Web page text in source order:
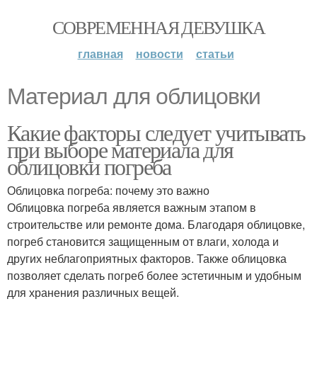
СОВРЕМЕННАЯ ДЕВУШКА
главная новости статьи
Материал для облицовки
Какие факторы следует учитывать
при выборе материала для
облицовки погреба
Облицовка погреба: почему это важно
Облицовка погреба является важным этапом в
строительстве или ремонте дома. Благодаря облицовке,
погреб становится защищенным от влаги, холода и
других неблагоприятных факторов. Также облицовка
позволяет сделать погреб более эстетичным и удобным
для хранения различных вещей.